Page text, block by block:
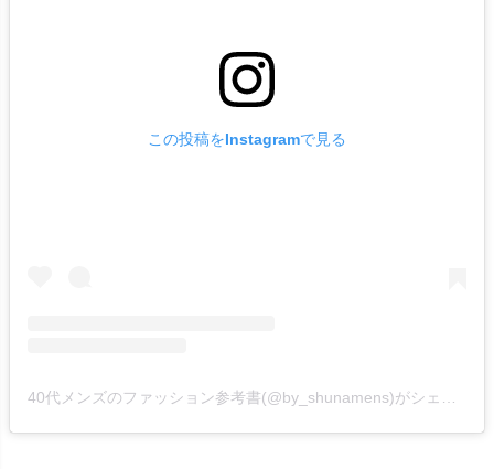
この投稿をInstagramで見る